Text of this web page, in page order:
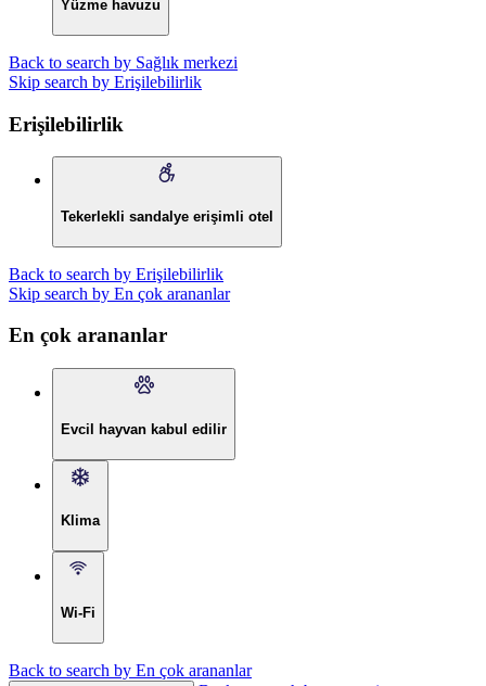
Yüzme havuzu
Back to search by Sağlık merkezi
Skip search by Erişilebilirlik
Erişilebilirlik
Tekerlekli sandalye erişimli otel
Back to search by Erişilebilirlik
Skip search by En çok arananlar
En çok arananlar
Evcil hayvan kabul edilir
Klima
Wi-Fi
Back to search by En çok arananlar